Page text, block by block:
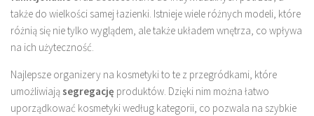
także do wielkości samej łazienki. Istnieje wiele różnych modeli, które
różnią się nie tylko wyglądem, ale także układem wnętrza, co wpływa
na ich użyteczność.
Najlepsze organizery na kosmetyki to te z przegródkami, które
umożliwiająsegregację produktów. Dzięki nim można łatwo
uporządkować kosmetyki według kategorii, co pozwala na szybkie